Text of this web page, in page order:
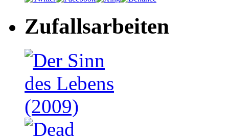
Zufallsarbeiten